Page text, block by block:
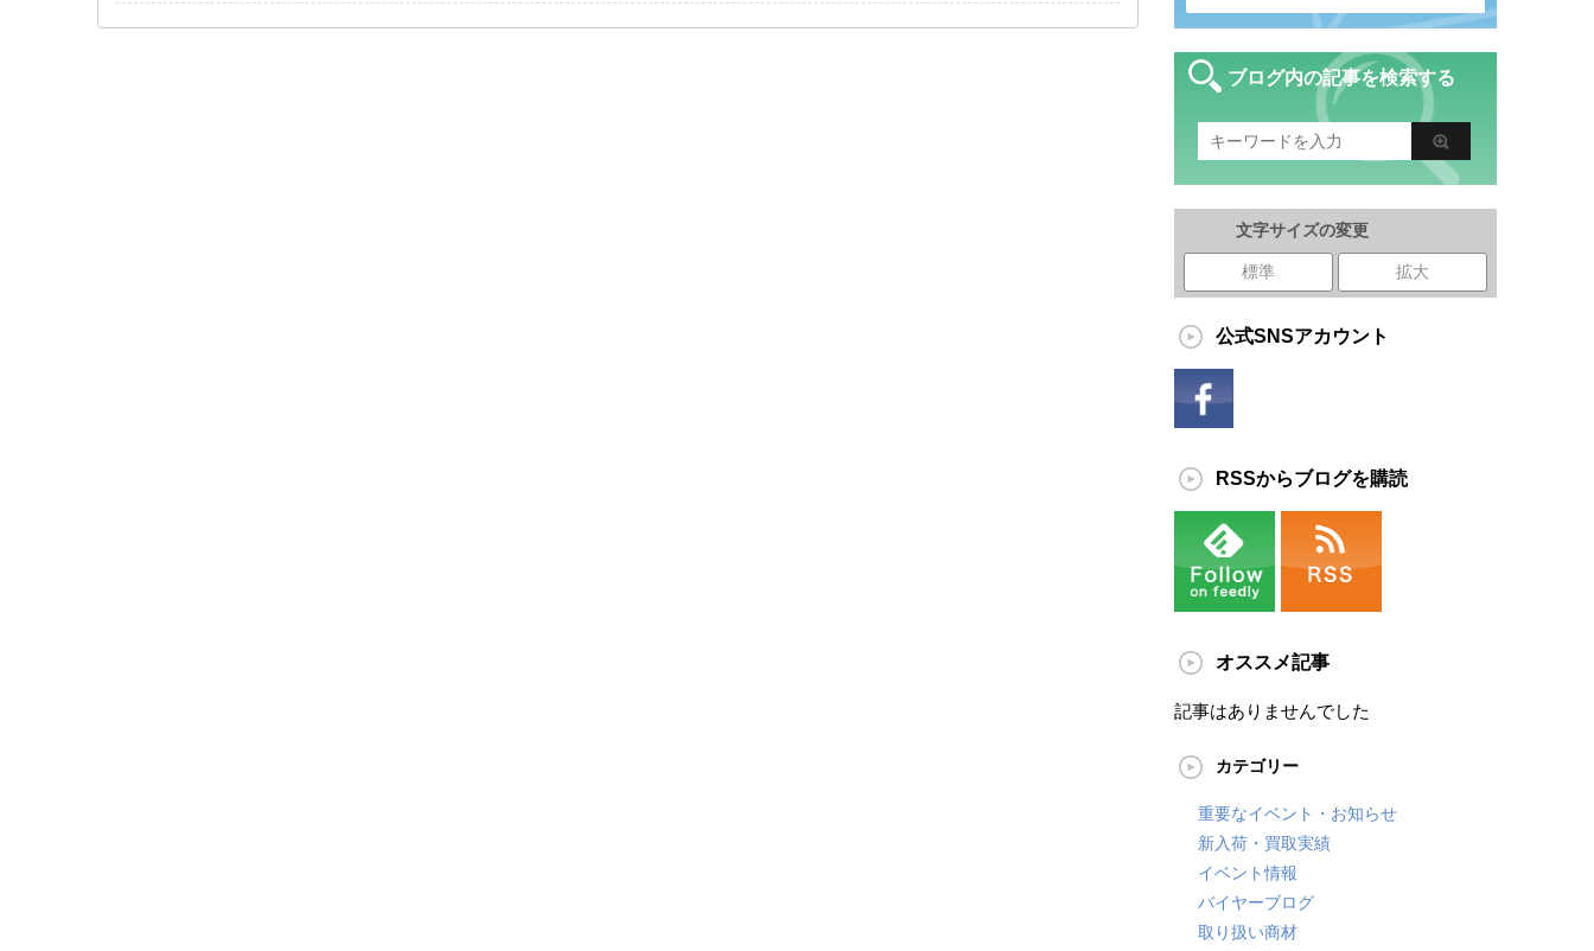
ブログ内の記事を検索する
文字サイズの変更
標準 拡大
公式SNSアカウント
RSSからブログを購読
オススメ記事
記事はありませんでした
カテゴリー
重要なイベント・お知らせ
新入荷・買取実績
イベント情報
バイヤーブログ
取り扱い商材